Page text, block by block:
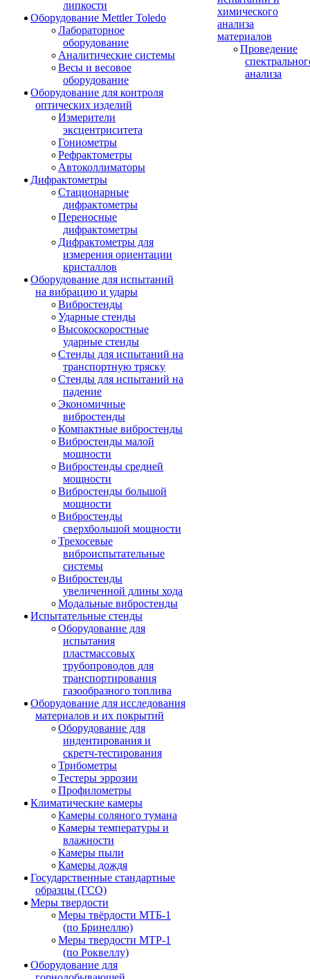
липкости
Оборудование Mettler Toledo
Лабораторное
оборудование
Аналитические системы
Весы и весовое
оборудование
Оборудование для контроля
оптических изделий
Измерители
эксцентриситета
Гониометры
Рефрактометры
Автоколлиматоры
Дифрактометры
Стационарные
дифрактометры
Переносные
дифрактометры
Дифрактометры для
измерения ориентации
кристаллов
Оборудование для испытаний
на вибрацию и удары
Вибростенды
Ударные стенды
Высокоскоростные
ударные стенды
Стенды для испытаний на
транспортную тряску
Стенды для испытаний на
падение
Экономичные
вибростенды
Компактные вибростенды
Вибростенды малой
мощности
Вибростенды средней
мощности
Вибростенды большой
мощности
Вибростенды
сверхбольшой мощности
Трехосевые
виброиспытательные
системы
Вибростенды
увеличенной длины хода
Модальные вибростенды
Испытательные стенды
Оборудование для
испытания
пластмассовых
трубопроводов для
транспортирования
газообразного топлива
Оборудование для исследования
материалов и их покрытий
Оборудование для
индентирования и
скретч-тестирования
Трибометры
Тестеры эррозии
Профилометры
Климатические камеры
Камеры соляного тумана
Камеры температуры и
влажности
Камеры пыли
Камеры дождя
Государственные стандартные
образцы (ГСО)
Меры твердости
Меры твёрдости МТБ-1
(по Бринеллю)
Меры твердости МТР-1
(по Роквеллу)
Оборудование для
химического
анализа
материалов
Проведение
анализа